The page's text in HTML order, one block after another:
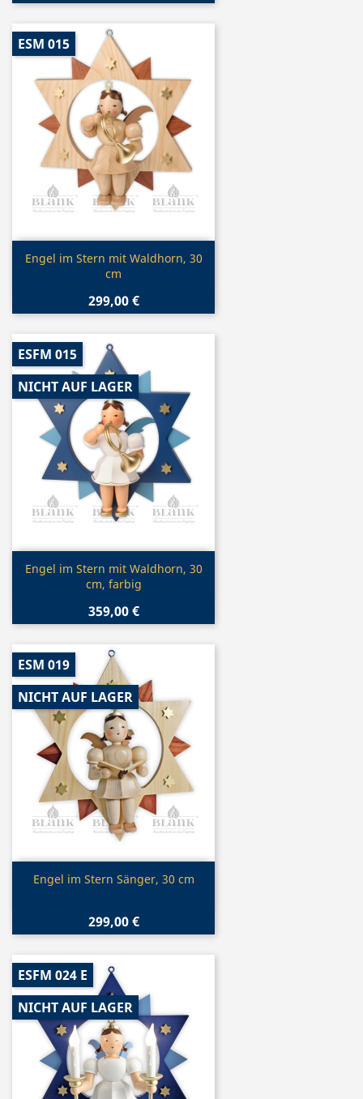
Vorschau
Engel im Stern mit Waldhorn, 30
cm
299,00 €
ESM 015
Vorschau
Engel im Stern mit Waldhorn, 30
cm, farbig
359,00 €
ESFM 015
NICHT AUF LAGER
Vorschau
Engel im Stern Sänger, 30 cm
299,00 €
ESM 019
NICHT AUF LAGER
ESFM 024 E
NICHT AUF LAGER